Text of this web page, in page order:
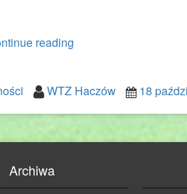
reading
WTZ Haczów 18
Archiwa